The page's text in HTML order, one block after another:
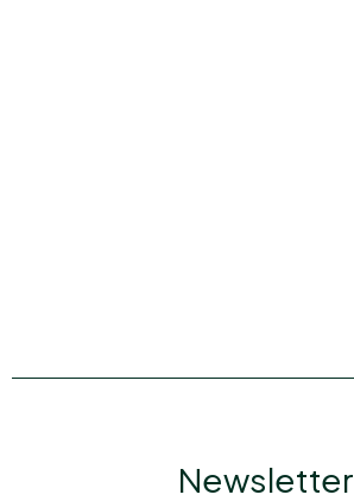
Newsletter